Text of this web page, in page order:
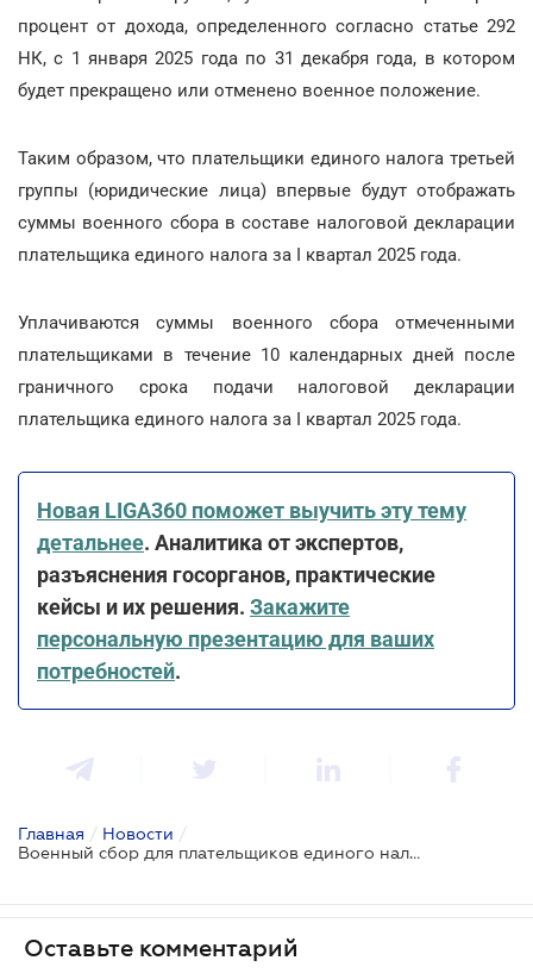
процент от дохода, определенного согласно статье 292
НК, с 1 января 2025 года по 31 декабря года, в котором
будет прекращено или отменено военное положение.
Таким образом, что плательщики единого налога третьей
группы (юридические лица) впервые будут отображать
суммы военного сбора в составе налоговой декларации
плательщика единого налога за I квартал 2025 года.
Уплачиваются суммы военного сбора отмеченными
плательщиками в течение 10 календарных дней после
граничного срока подачи налоговой декларации
плательщика единого налога за I квартал 2025 года.
Новая LIGA360 поможет выучить эту тему
детальнее. Аналитика от экспертов,
разъяснения госорганов, практические
кейсы и их решения. Закажите
персональную презентацию для ваших
потребностей.
Главная / Новости /
Военный сбор для плательщиков единого налога третьей группы (юридических лиц) : разъяснение ГНС
Оставьте комментарий